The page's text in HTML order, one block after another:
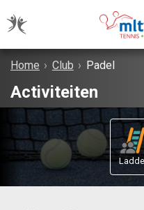
Home › Club › Padel
Activiteiten